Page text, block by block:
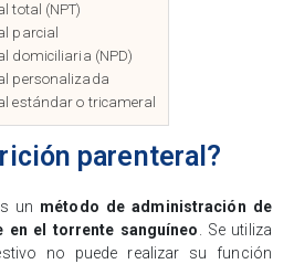
total (NPT)
parcial
domiciliaria (NPD)
personalizada
estándar o tricameral
parenteral?
un método de administración de
en el torrente sanguíneo. Se utiliza
no puede realizar su función